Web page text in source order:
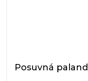
Posuvná